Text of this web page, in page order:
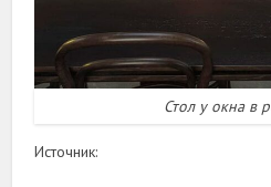
Стол у окна в
Источник: